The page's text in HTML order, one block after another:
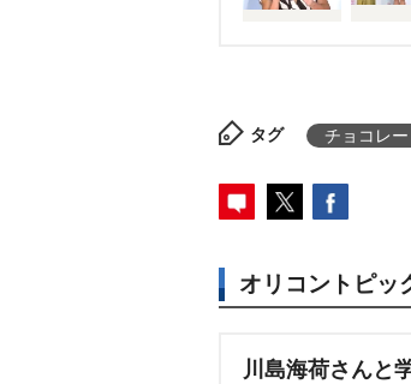
タグ チョコレ
オリコントピッ
川島海荷さんと